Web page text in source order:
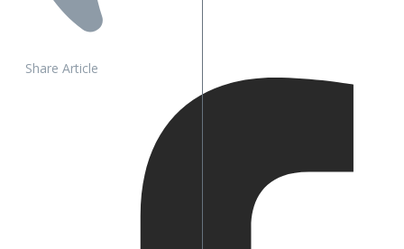
Share Article